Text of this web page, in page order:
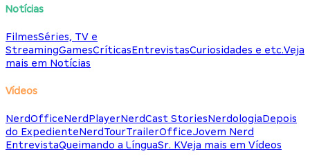
Notícias
FilmesSéries, TV e
StreamingGamesCríticasEntrevistasCuriosidades e etc.Veja
mais em Notícias
Vídeos
NerdOfficeNerdPlayerNerdCast StoriesNerdologiaDepois
do ExpedienteNerdTourTrailerOfficeJovem Nerd
EntrevistaQueimando a LínguaSr. KVeja mais em Vídeos